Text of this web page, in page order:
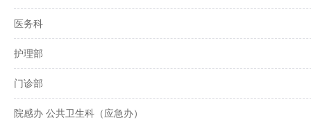
医务科
护理部
门诊部
院感办 公共卫生科（应急办）